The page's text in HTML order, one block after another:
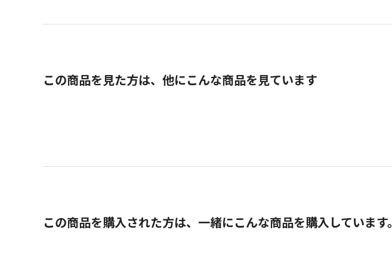
この商品を見た方は、他にこんな商品を見ています
この商品を購入された方は、一緒にこんな商品を購入しています。